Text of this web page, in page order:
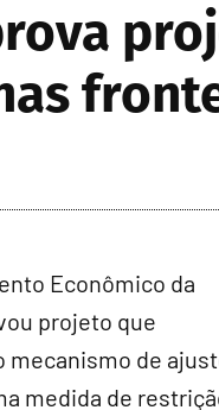
Econômico da
projeto que
mecanismo de
medida de